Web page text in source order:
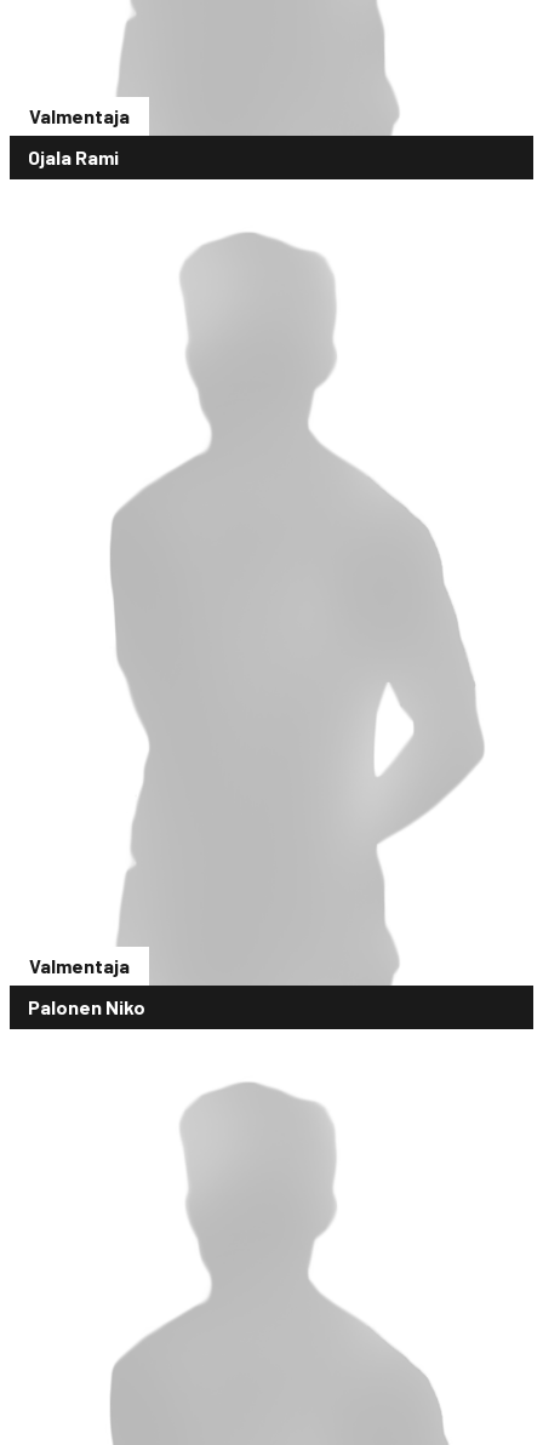
Valmentaja
Ojala Rami
Valmentaja
Palonen Niko